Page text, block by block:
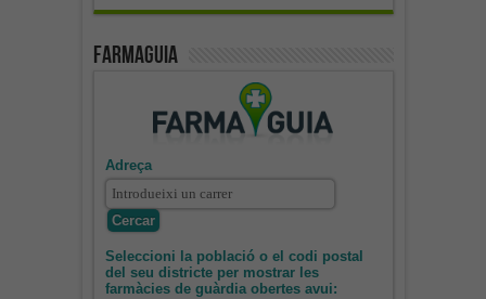
Farmaguia
Adreça
Seleccioni la població o el codi postal
del seu districte per mostrar les
farmàcies de guàrdia obertes avui: